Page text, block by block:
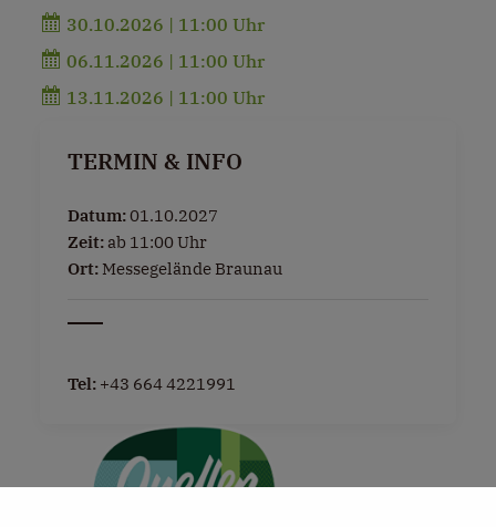
30.10.2026 | 11:00 Uhr
06.11.2026 | 11:00 Uhr
13.11.2026 | 11:00 Uhr
TERMIN & INFO
Datum:01.10.2027
Zeit: ab 11:00 Uhr
Ort: Messegelände Braunau
Tel: +43 664 4221991